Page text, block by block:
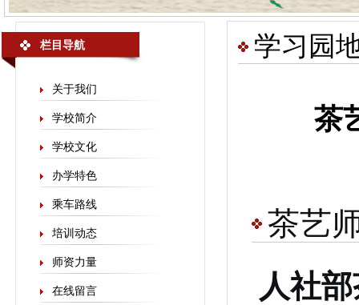
栏目导航
关于我们
学校简介
学校文化
办学特色
乘车路线
培训动态
师资力量
在线留言
学习园
茶
茶艺
人社